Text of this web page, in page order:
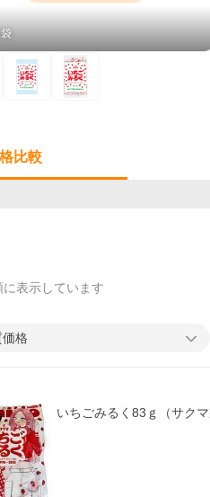
比較
表示しています
価格
いちごみるく83ｇ（サクマ